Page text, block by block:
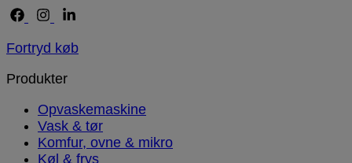
Fortryd køb
Produkter
Opvaskemaskine
Vask & tør
Komfur, ovne & mikro
Køl & frys